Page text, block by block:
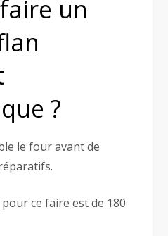
un
?
le four avant de
ce faire est de 180